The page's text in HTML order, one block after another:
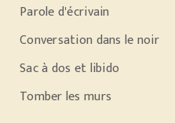
Parole d'écrivain
Conversation dans le noir
Sac à dos et libido
Tomber les murs